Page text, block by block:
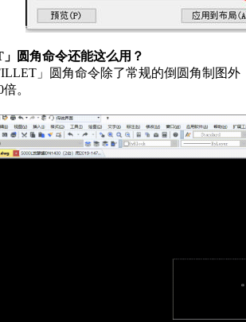
圆角命令还能这么用？
」圆角命令除了常规的倒圆角制图
。